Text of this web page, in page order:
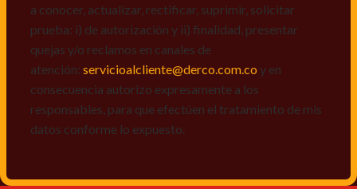
a conocer, actualizar, rectificar, suprimir, solicitar
prueba: i) de autorización y ii) finalidad, presentar
quejas y/o reclamos en canales de
atención: servicioalcliente@derco.com.co y en
consecuencia autorizo expresamente a los
responsables, para que efectúen el tratamiento de mis
datos conforme lo expuesto.